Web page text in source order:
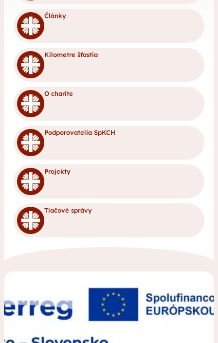
Články
Kilometre šťastia
O charite
Podporovatelia SpKCH
Projekty
Tlačové správy